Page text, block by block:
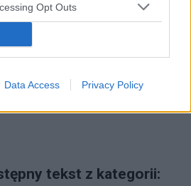
Opt Outs
Data Access Privacy Policy
tekst z kategorii: